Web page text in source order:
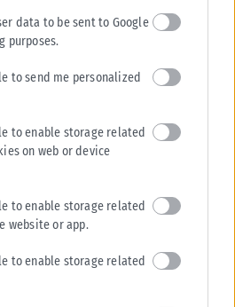
data to be sent to Google
purposes.
to send me personalized
to enable storage related
on web or device
to enable storage related
website or app.
to enable storage related